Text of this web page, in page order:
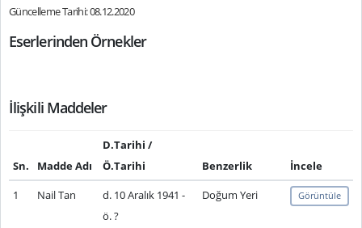
Güncelleme Tarihi: 08.12.2020
Eserlerinden Örnekler
İlişkili Maddeler
Sn. Madde Adı
D.Tarihi /
Ö.Tarihi
Benzerlik
İncele
1
Nail Tan
d. 10 Aralık 1941 -
ö. ?
Doğum Yeri Görüntüle